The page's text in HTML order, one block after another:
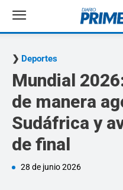
Deportes
Mundial
de manera
Sudáfrica y
de final
28 de junio 2026